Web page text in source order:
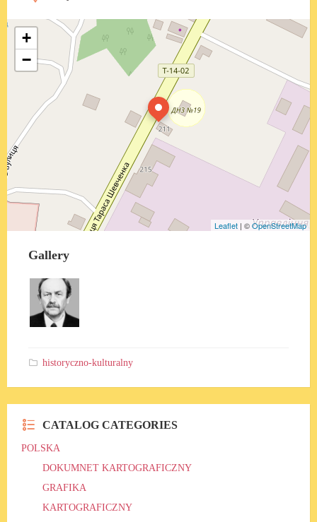
+
−
Leaflet | ©OpenStreetMap
Gallery
historyczno-kulturalny
CATALOG CATEGORIES
POLSKA
DOKUMNET KARTOGRAFICZNY
GRAFIKA
KARTOGRAFICZNY